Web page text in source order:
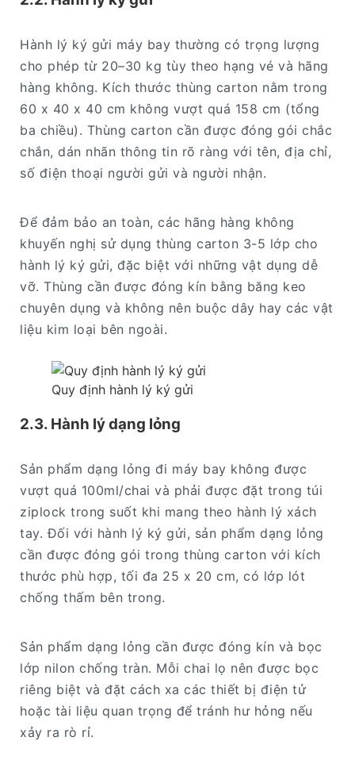
Hành lý ký gửi máy bay thường có trọng lượng
cho phép từ 20–30 kg tùy theo hạng vé và hãng
hàng không. Kích thước thùng carton nằm trong
60 x 40 x 40 cm không vượt quá 158 cm (tổng
ba chiều). Thùng carton cần được đóng gói chắc
chắn, dán nhãn thông tin rõ ràng với tên, địa chỉ,
số điện thoại người gửi và người nhận.
Để đảm bảo an toàn, các hãng hàng không
khuyến nghị sử dụng thùng carton 3-5 lớp cho
hành lý ký gửi, đặc biệt với những vật dụng dễ
vỡ. Thùng cần được đóng kín bằng băng keo
chuyên dụng và không nên buộc dây hay các vật
liệu kim loại bên ngoài.
Quy định hành lý ký gửi
2.3. Hành lý dạng lỏng
Sản phẩm dạng lỏng đi máy bay không được
vượt quá 100ml/chai và phải được đặt trong túi
ziplock trong suốt khi mang theo hành lý xách
tay. Đối với hành lý ký gửi, sản phẩm dạng lỏng
cần được đóng gói trong thùng carton với kích
thước phù hợp, tối đa 25 x 20 cm, có lớp lót
chống thấm bên trong.
Sản phẩm dạng lỏng cần được đóng kín và bọc
lớp nilon chống tràn. Mỗi chai lọ nên được bọc
riêng biệt và đặt cách xa các thiết bị điện tử
hoặc tài liệu quan trọng để tránh hư hỏng nếu
xảy ra rò rỉ.